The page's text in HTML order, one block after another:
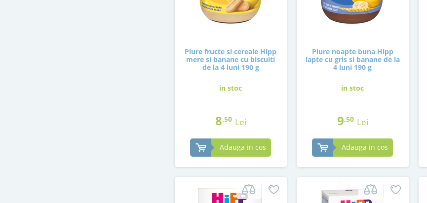
Piure fructe si cereale Hipp
mere si banane cu biscuiti
de la 4 luni 190 g
in stoc
8,50 Lei
Adauga in cos
Piure noapte buna Hipp
lapte cu gris si banane de la
4 luni 190 g
in stoc
9,50 Lei
Adauga in cos